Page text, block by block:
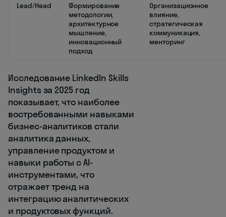
Lead/Head
Формирование
методологии,
архитектурное
мышление,
инновационный
подход
Организационное
влияние,
стратегическая
коммуникация,
менторинг
Исследование LinkedIn Skills
Insights за 2025 год
показывает, что наиболее
востребованными навыками
бизнес-аналитиков стали
аналитика данных,
управление продуктом и
навыки работы с AI-
инструментами, что
отражает тренд на
интеграцию аналитических
и продуктовых функций.